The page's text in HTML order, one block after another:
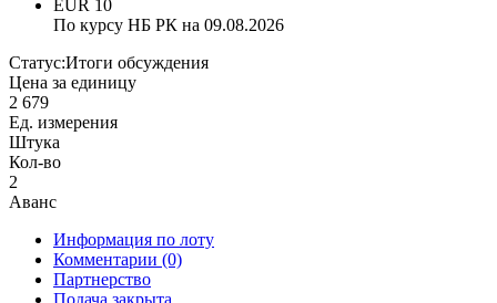
EUR 10
По курсу НБ РК на 09.08.2026
Статус:Итоги обсуждения
Цена за единицу
2 679
Ед. измерения
Штука
Кол-во
2
Аванс
Информация по лоту
Комментарии (0)
Партнерство